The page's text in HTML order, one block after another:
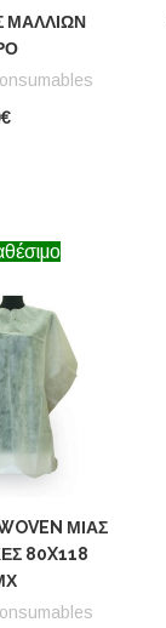
ΜΑΛΛΙΏΝ
ΜΙΑΣ
80X118